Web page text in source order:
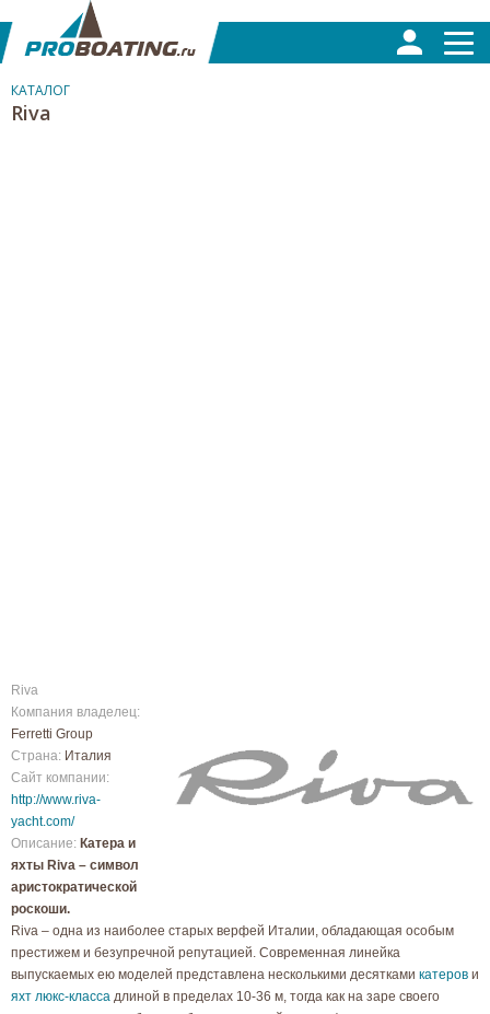
КАТАЛОГ
Riva
Riva
Компания владелец:
Ferretti Group
Страна: Италия
Сайт компании:
http://www.riva-
yacht.com/
Описание: Катера и
яхты Riva – символ
аристократической
роскоши.
Riva – одна из наиболее старых верфей Италии, обладающая особым
престижем и безупречной репутацией. Современная линейка
выпускаемых ею моделей представлена несколькими десятками катеров и
яхт люкс-класса длиной в пределах 10-36 м, тогда как на заре своего